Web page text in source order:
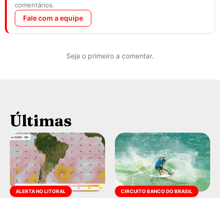
comentários.
Fale com a equipe
Seja o primeiro a comentar.
Últimas
ALERTA NO LITORAL CIRCUITO BANCO DO BRASIL